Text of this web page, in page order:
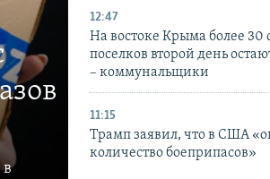
в
12:47
На востоке Крыма более 30
поселков второй день
– коммунальщики
11:15
Трамп заявил, что в США
количество боеприпасов»